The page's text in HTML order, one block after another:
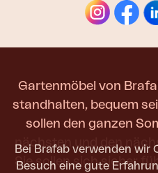
Bei Brafab verwenden wir
Besuch eine gute
Gartenmöbel von
standhalten, bequem
sollen den ganzen
nächsten und den
Sie sollen sich sicher